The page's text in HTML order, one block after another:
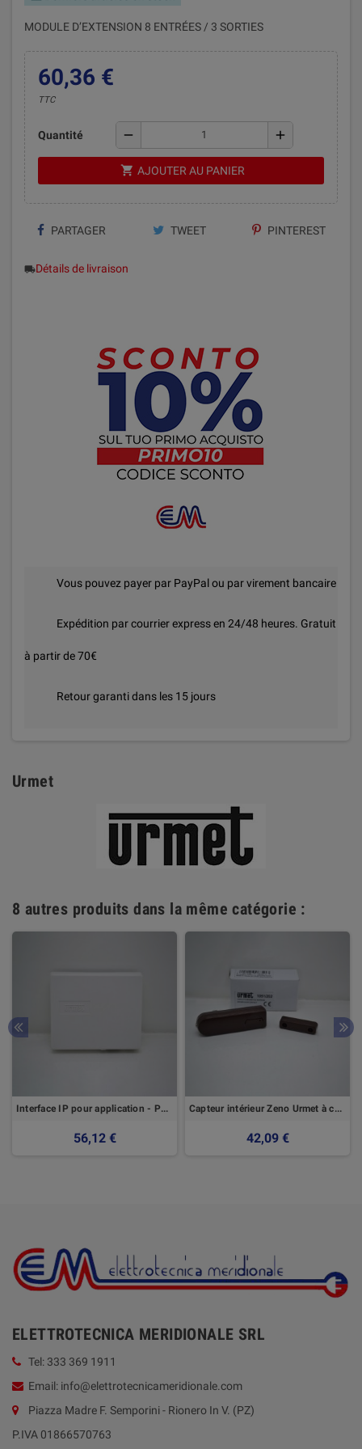
MODULE D’EXTENSION 8 ENTRÉES / 3 SORTIES
60,36 €
TTC
Quantité remove add
shopping_cart AJOUTER AU PANIER
PARTAGER TWEET PINTEREST
local_shippingDétails de livraison
Vous pouvez payer par PayPal ou par virement bancaire
Expédition par courrier express en 24/48 heures. Gratuit
à partir de 70€
Retour garanti dans les 15 jours
Urmet
8 autres produits dans la même catégorie :
Interface IP pour application - Panneaux de configuration 1061/006-A - Urmet
56,12 €
Capteur intérieur Zeno Urmet à contact magnétique pour Français fenêtres
42,09 €
ELETTROTECNICA MERIDIONALE SRL
Tel: 333 369 1911
Email: info@elettrotecnicameridionale.com
Piazza Madre F. Semporini - Rionero In V. (PZ)
P.IVA 01866570763